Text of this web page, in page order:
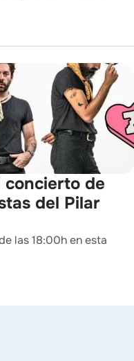
concierto de
del Pilar
las 18:00h en esta